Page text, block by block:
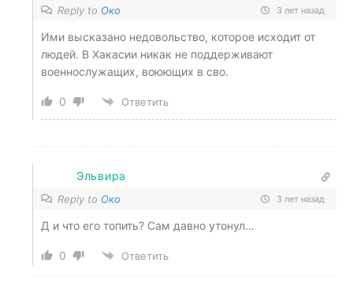
Reply to Око 3 лет назад
Ими высказано недовольство, которое исходит от
людей. В Хакасии никак не поддерживают
военнослужащих, воюющих в сво.
0 Ответить
Эльвира
Reply to Око 3 лет назад
Д и что его топить? Сам давно утонул…
0 Ответить